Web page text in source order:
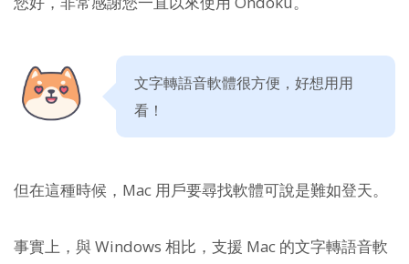
文字轉語音軟體很方便，好想用用
看！
但在這種時候，Mac 用戶要尋找軟體可說是難如登天。
事實上，與 Windows 相比，支援 Mac 的文字轉語音軟